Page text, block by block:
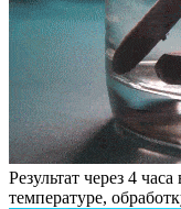
Результат через 4
температуре,